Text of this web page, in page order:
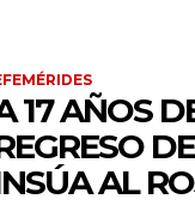
17 AÑOS
AL